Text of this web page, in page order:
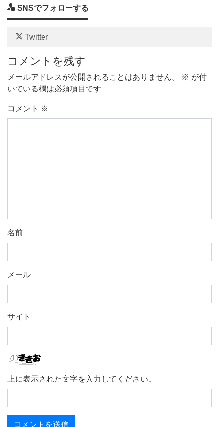
SNSでフォローする
Twitter
コメントを残す
メールアドレスが公開されることはありません。 ※ が付
いている欄は必須項目です
コメント ※
名前
メール
サイト
上に表示された文字を入力してください。